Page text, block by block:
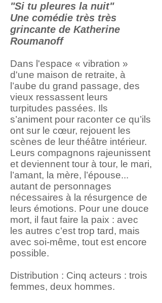
"Si tu pleures la nuit"
Une comédie très très
grincante de Katherine
Roumanoff
Dans l'espace « vibration »
d'une maison de retraite, à
l’aube du grand passage, des
vieux ressassent leurs
turpitudes passées. Ils
s’animent pour raconter ce qu’ils
ont sur le cœur, rejouent les
scènes de leur théâtre intérieur.
Leurs compagnons rajeunissent
et deviennent tour à tour, le mari,
l’amant, la mère, l’épouse...
autant de personnages
nécessaires à la résurgence de
leurs émotions. Pour une douce
mort, il faut faire la paix : avec
les autres c’est trop tard, mais
avec soi-même, tout est encore
possible.
Distribution : Cinq acteurs : trois
femmes, deux hommes.